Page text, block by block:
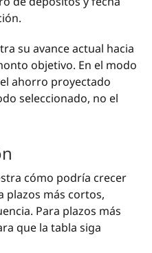
su avance actual hacia
objetivo. En el modo
ahorro proyectado
seleccionado, no el
cómo podría crecer
plazos más cortos,
Para plazos más
que la tabla siga